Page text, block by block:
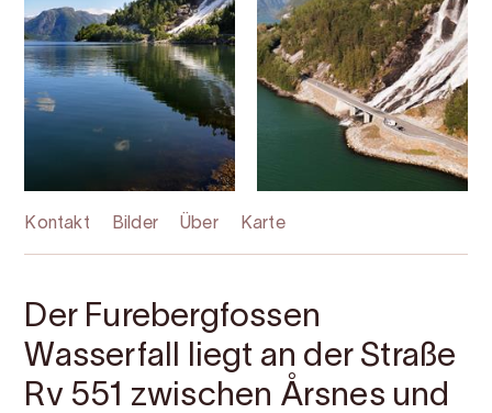
Kontakt Bilder Über Karte
Der Furebergfossen
Wasserfall liegt an der Straße
Rv 551 zwischen Årsnes und